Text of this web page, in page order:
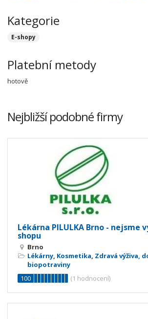
Kategorie
E-shopy
Platební metody
hotově
Nejbližší podobné firmy
Lékárna PILULKA Brno - nejsme
shopu
Brno
Lékárny, Kosmetika, Zdravá výživa,
biopotraviny
100
(1 hodnocení)